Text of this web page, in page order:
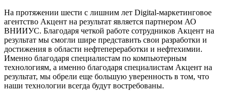
На протяжении шести с лишним лет Digital-маркетинговое
агентство Акцент на результат является партнером АО
ВНИИУС. Благодаря четкой работе сотрудников Акцент на
результат мы смогли шире представить свои разработки и
достижения в области нефтепереработки и нефтехимии.
Именно благодаря специалистам по компьютерным
технологиям, а именно благодаря специалистам Акцент на
результат, мы обрели еще большую уверенность в том, что
наши технологии всегда будут востребованы.